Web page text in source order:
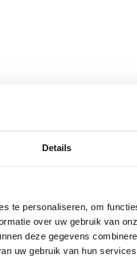
Details
te personaliseren, om
over uw gebruik van
deze gegevens
uw gebruik van hun